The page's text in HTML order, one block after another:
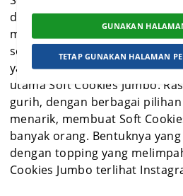
GUNAKAN
TETAP GUNAKAN HALAMAN
dibandingkan cookies biasa,
mengenyangkan. Teksturnya
sedikit kenyal di bagian luar,
yang empuk dan lumer di
utama Soft Cookies Jumbo.
gurih, dengan berbagai
menarik, membuat Soft
banyak orang. Bentuknya
dengan topping yang
Cookies Jumbo terlihat